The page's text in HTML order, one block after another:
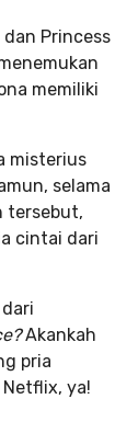
Princess
memiliki
misterius
selama
tersebut,
cintai dari
Akankah
pria
ya!